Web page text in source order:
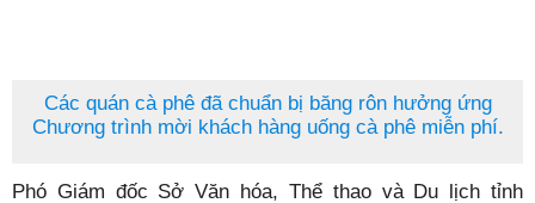
Các quán cà phê đã chuẩn bị băng rôn hưởng ứng
Chương trình mời khách hàng uống cà phê miễn phí.
Phó Giám đốc Sở Văn hóa, Thể thao và Du lịch tỉnh